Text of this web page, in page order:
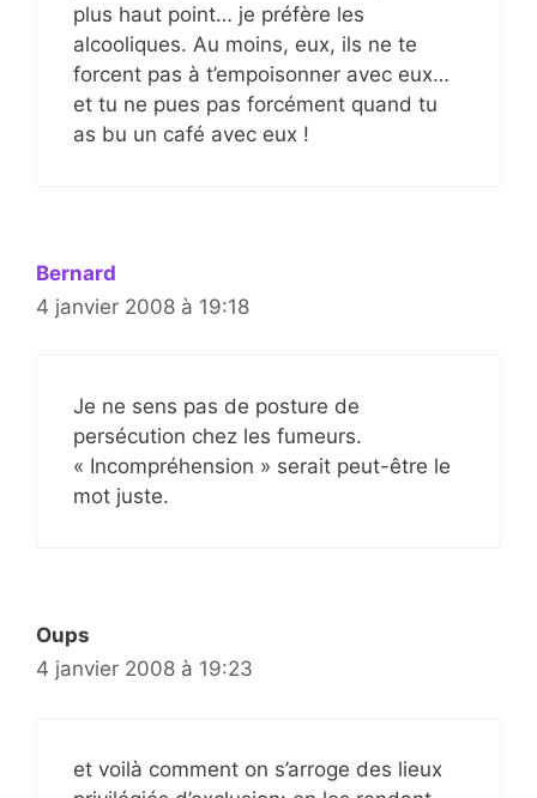
plus haut point… je préfère les
alcooliques. Au moins, eux, ils ne te
forcent pas à t’empoisonner avec eux…
et tu ne pues pas forcément quand tu
as bu un café avec eux !
Bernard
4 janvier 2008 à 19:18
Je ne sens pas de posture de
persécution chez les fumeurs.
« Incompréhension » serait peut-être le
mot juste.
Oups
4 janvier 2008 à 19:23
et voilà comment on s’arroge des lieux